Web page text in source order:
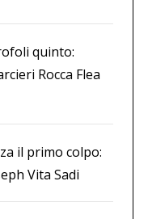
quinto:
Rocca Flea
il primo colpo:
Vita Sadi